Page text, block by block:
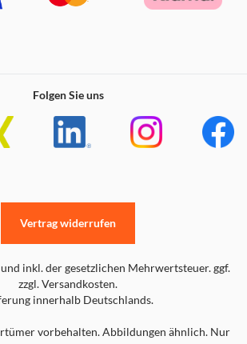
Folgen Sie uns
inkl. der gesetzlichen Mehrwertsteuer. ggf.
zzgl. Versandkosten.
innerhalb Deutschlands.
vorbehalten. Abbildungen ähnlich. Nur
Vertrag widerrufen